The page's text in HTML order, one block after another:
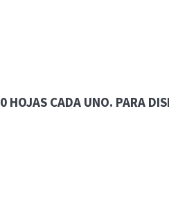
CADA UNO. PARA